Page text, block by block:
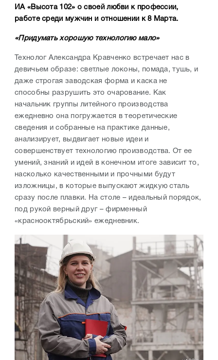
ИА «Высота 102» о своей любви к профессии,
работе среди мужчин и отношении к 8 Марта.
«Придумать хорошую технологию мало»
Технолог Александра Кравченко встречает нас в
девичьем образе: светлые локоны, помада, тушь, и
даже строгая заводская форма и каска не
способны разрушить это очарование. Как
начальник группы литейного производства
ежедневно она погружается в теоретические
сведения и собранные на практике данные,
анализирует, выдвигает новые идеи и
совершенствует технологию производства. От ее
умений, знаний и идей в конечном итоге зависит то,
насколько качественными и прочными будут
изложницы, в которые выпускают жидкую сталь
сразу после плавки. На столе – идеальный порядок,
под рукой верный друг – фирменный
«краснооктябрьский» ежедневник.